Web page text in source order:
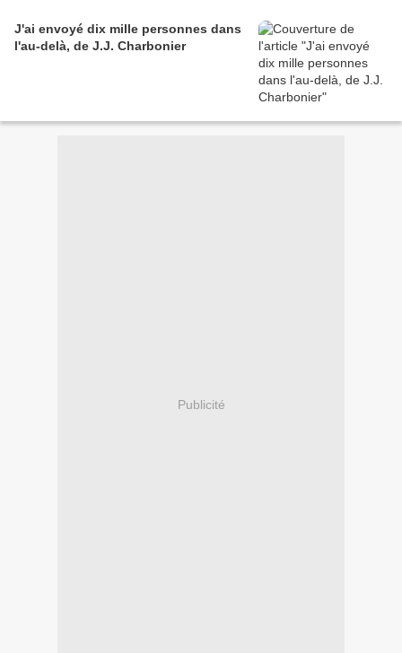
J'ai envoyé dix mille personnes dans
l'au-delà, de J.J. Charbonier
Publicité